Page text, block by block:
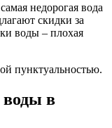
недорогая вода
скидки за
воды – плохая
пунктуальностью.
воды в